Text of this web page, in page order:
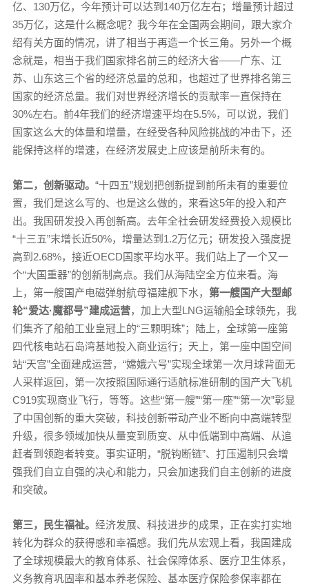
亿、130万亿，今年预计可以达到140万亿左右；增量预计超过
35万亿，这是什么概念呢？我今年在全国两会期间，跟大家介
绍有关方面的情况，讲了相当于再造一个长三角。另外一个概
念就是，相当于我们国家排名前三的经济大省——广东、江
苏、山东这三个省的经济总量的总和，也超过了世界排名第三
国家的经济总量。我们对世界经济增长的贡献率一直保持在
30%左右。前4年我们的经济增速平均在5.5%，可以说，我们
国家这么大的体量和增量，在经受各种风险挑战的冲击下，还
能保持这样的增速，在经济发展史上应该是前所未有的。
第二，创新驱动。 “十四五”规划把创新提到前所未有的重要位
置，我们是这么写的、也是这么做的，来看这5年的投入和产
出。我国研发投入再创新高。去年全社会研发经费投入规模比
“十三五”末增长近50%，增量达到1.2万亿元；研发投入强度提
高到2.68%，接近OECD国家平均水平。我们站上了一个又一
个“大国重器”的创新制高点。我们从海陆空全方位来看。海
上，第一艘国产电磁弹射航母福建舰下水， 第一艘国产大型邮
轮“爱达·魔都号”建成运营，加上大型LNG运输船全球领先，我
们集齐了船舶工业皇冠上的“三颗明珠”；陆上，全球第一座第
四代核电站石岛湾基地投入商业运行；天上，第一座中国空间
站“天宫”全面建成运营，“嫦娥六号”实现全球第一次月球背面无
人采样返回，第一次按照国际通行适航标准研制的国产大飞机
C919实现商业飞行，等等。这些“第一艘”“第一座”“第一次”彰显
了中国创新的重大突破，科技创新带动产业不断向中高端转型
升级，很多领域加快从量变到质变、从中低端到中高端、从追
赶者到领跑者转变。事实证明，“脱钩断链”、打压遏制只会增
强我们自立自强的决心和能力，只会加速我们自主创新的进度
和突破。
第三，民生福祉。 经济发展、科技进步的成果，正在实打实地
转化为群众的获得感和幸福感。我们先从宏观上看，我国建成
了全球规模最大的教育体系、社会保障体系、医疗卫生体系，
义务教育巩固率和基本养老保险、基本医疗保险参保率都在